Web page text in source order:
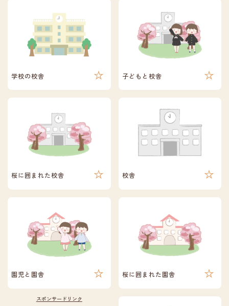
学校の校舎 子どもと校舎
桜に囲まれた校舎 校舎
園児と園舎 桜に囲まれた園舎